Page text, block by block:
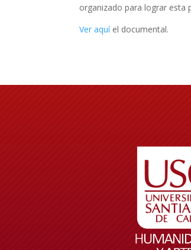
organizado para lograr esta
Ver aquíel documental.